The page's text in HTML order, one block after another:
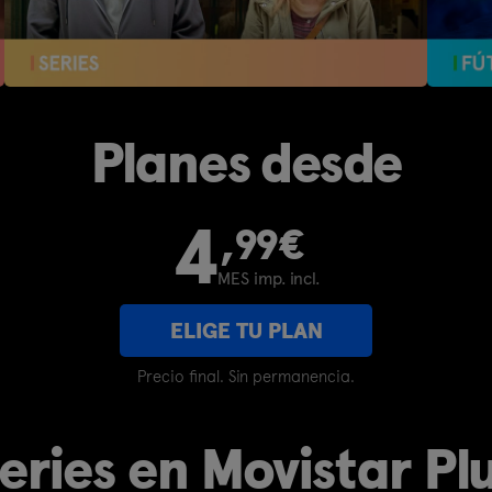
Planes desde
4,99€
MES imp. incl.
ELIGE TU PLAN
Precio final. Sin permanencia.
en Movistar